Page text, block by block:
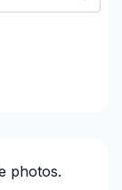
photos.